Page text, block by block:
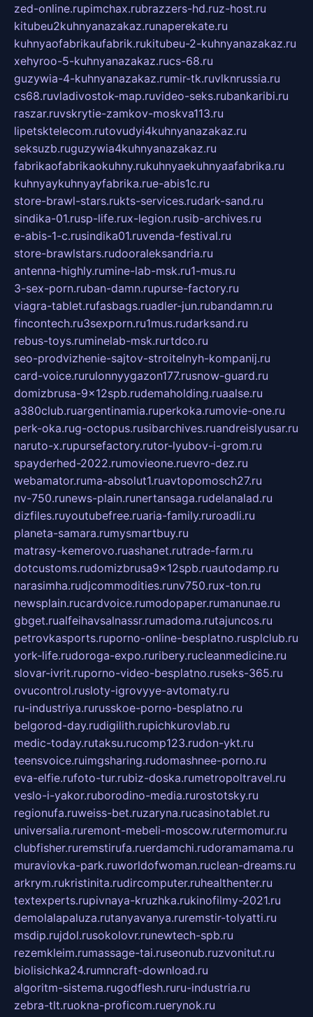
zed-online.rupimchax.rubrazzers-hd.ruz-host.ru
kitubeu2kuhnyanazakaz.runaperekate.ru
kuhnyaofabrikaufabrik.rukitubeu-2-kuhnyanazakaz.ru
xehyroo-5-kuhnyanazakaz.rucs-68.ru
guzywia-4-kuhnyanazakaz.rumir-tk.ruvlknrussia.ru
cs68.ruvladivostok-map.ruvideo-seks.rubankaribi.ru
raszar.ruvskrytie-zamkov-moskva113.ru
lipetsktelecom.rutovudyi4kuhnyanazakaz.ru
seksuzb.ruguzywia4kuhnyanazakaz.ru
fabrikaofabrikaokuhny.rukuhnyaekuhnyaafabrika.ru
kuhnyaykuhnyayfabrika.rue-abis1c.ru
store-brawl-stars.rukts-services.rudark-sand.ru
sindika-01.rusp-life.rux-legion.rusib-archives.ru
e-abis-1-c.rusindika01.ruvenda-festival.ru
store-brawlstars.rudooraleksandria.ru
antenna-highly.rumine-lab-msk.ru1-mus.ru
3-sex-porn.ruban-damn.rupurse-factory.ru
viagra-tablet.rufasbags.ruadler-jun.rubandamn.ru
fincontech.ru3sexporn.ru1mus.rudarksand.ru
rebus-toys.ruminelab-msk.rurtdco.ru
seo-prodvizhenie-sajtov-stroitelnyh-kompanij.ru
card-voice.rurulonnyygazon177.rusnow-guard.ru
domizbrusa-9x12spb.rudemaholding.ruaalse.ru
a380club.ruargentinamia.ruperkoka.rumovie-one.ru
perk-oka.rug-octopus.rusibarchives.ruandreislyusar.ru
naruto-x.rupursefactory.rutor-lyubov-i-grom.ru
spayderhed-2022.rumovieone.ruevro-dez.ru
webamator.ruma-absolut1.ruavtopomosch27.ru
nv-750.runews-plain.runertansaga.rudelanalad.ru
dizfiles.ruyoutubefree.ruaria-family.ruroadli.ru
planeta-samara.rumysmartbuy.ru
matrasy-kemerovo.ruashanet.rutrade-farm.ru
dotcustoms.rudomizbrusa9x12spb.ruautodamp.ru
narasimha.rudjcommodities.runv750.rux-ton.ru
newsplain.rucardvoice.rumodopaper.rumanunae.ru
gbget.rualfeihavsalnassr.rumadoma.rutajuncos.ru
petrovkasports.ruporno-online-besplatno.rusplclub.ru
york-life.rudoroga-expo.ruribery.rucleanmedicine.ru
slovar-ivrit.ruporno-video-besplatno.ruseks-365.ru
ovucontrol.rusloty-igrovyye-avtomaty.ru
ru-industriya.rurusskoe-porno-besplatno.ru
belgorod-day.rudigilith.rupichkurovlab.ru
medic-today.rutaksu.rucomp123.rudon-ykt.ru
teensvoice.ruimgsharing.rudomashnee-porno.ru
eva-elfie.rufoto-tur.rubiz-doska.rumetropoltravel.ru
veslo-i-yakor.ruborodino-media.rurostotsky.ru
regionufa.ruweiss-bet.ruzaryna.rucasinotablet.ru
universalia.ruremont-mebeli-moscow.rutermomur.ru
clubfisher.ruremstirufa.ruerdamchi.rudoramamama.ru
muraviovka-park.ruworldofwoman.ruclean-dreams.ru
arkrym.rukristinita.rudircomputer.ruhealthenter.ru
textexperts.rupivnaya-kruzhka.rukinofilmy-2021.ru
demolalapaluza.rutanyavanya.ruremstir-tolyatti.ru
msdip.rujdol.rusokolovr.runewtech-spb.ru
rezemkleim.rumassage-tai.ruseonub.ruzvonitut.ru
biolisichka24.rumncraft-download.ru
algoritm-sistema.rugodflesh.ruru-industria.ru
zebra-tlt.ruokna-proficom.ruerynok.ru